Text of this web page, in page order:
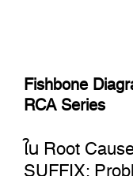
Fishbone
RCA Series
ใน Root
SUFFIX: